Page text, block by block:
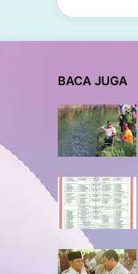
BACA JUGA